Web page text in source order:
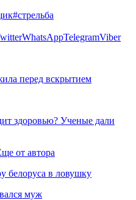
#стрельба
WhatsAppTelegramViber
перед вскрытием
здоровью? Ученые дали
от автора
белоруса в ловушку
муж